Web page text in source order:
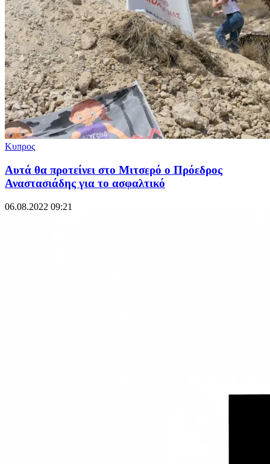
Κυπρος
Αυτά θα προτείνει στο Μιτσερό ο Πρόεδρος
Αναστασιάδης για το ασφαλτικό
06.08.2022 09:21